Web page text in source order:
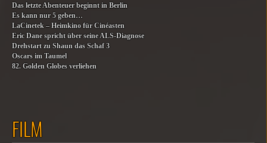
Das letzte Abenteuer beginnt in Berlin
Es kann nur 5 geben…
LaCinetek – Heimkino für Cinéasten
Eric Dane spricht über seine ALS-Diagnose
Drehstart zu Shaun das Schaf 3
Oscars im Taumel
82. Golden Globes verliehen
FILM